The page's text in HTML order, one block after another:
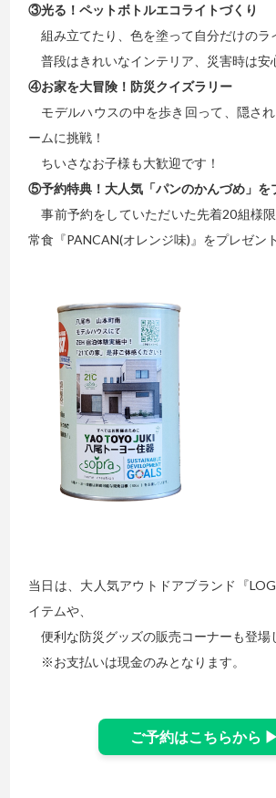
③光る！ペットボトルエコライトづくり
組み立てたり、色を塗って自分だけのラ
普段はきれいなインテリア、災害時は安
④お家を大冒険！防災クイズラリー
モデルハウスの中を歩き回って、隠さ
ームに挑戦！
ちいさなお子様も大歓迎です！
⑤予約特典！大人気「パンのかんづめ」を
事前予約をしていただいた先着20組様
常食『PANCAN(オレンジ味)』をプレゼン
当日は、大人気アウトドアブランド『
イテムや、
便利な防災グッズの販売コーナーも登場
※お支払いは現金のみとなります。
ご予約はこちらから ▶